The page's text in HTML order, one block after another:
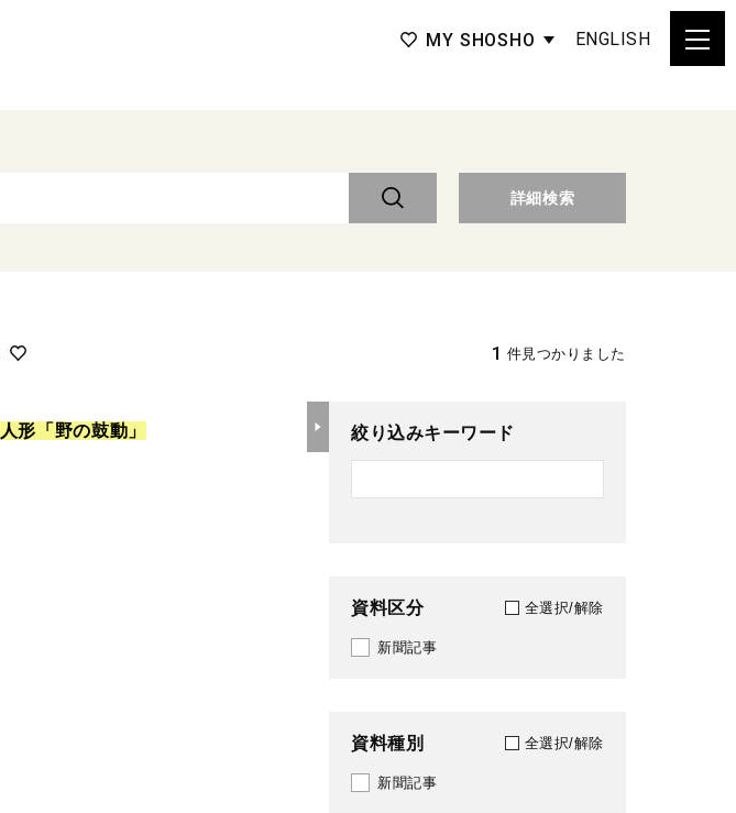
MY SHOSHO ENGLISH
詳細検索
1 件見つかりました
人形 「 野の鼓動 」
絞り込みキーワード
資料区分 全選択/解除
新聞記事
資料種別 全選択/解除
新聞記事